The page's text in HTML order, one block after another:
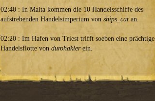
02:40 : In Malta kommen die 10 Handelsschiffe des
aufstrebenden Handelsimperium von ships_cat an.
02:20 : Im Hafen von Triest trifft soeben eine prächtige
Handelsflotte von durohaklerein.